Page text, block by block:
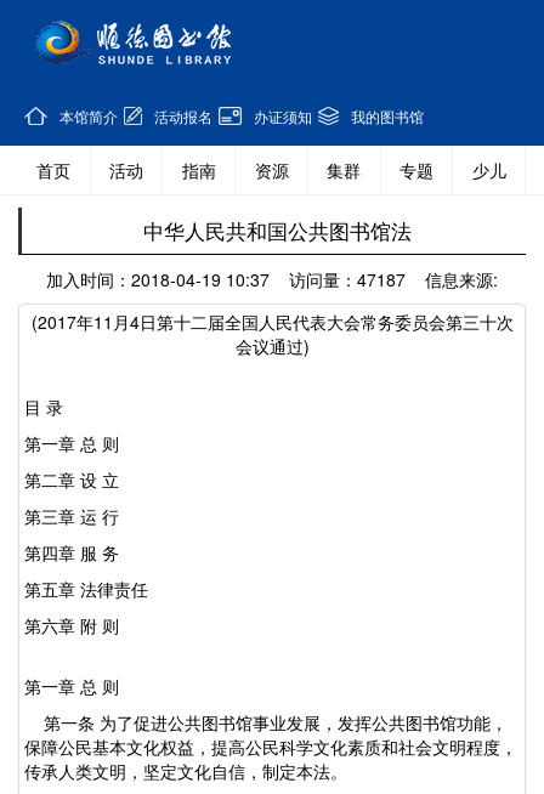
本馆简介 活动报名 办证须知 我的图书馆
首页 活动 指南 资源 集群 专题 少儿
中华人民共和国公共图书馆法
加入时间：2018-04-19 10:37 访问量：47187 信息来源:
(2017年11月4日第十二届全国人民代表大会常务委员会第三十次
会议通过)
目 录
第一章 总 则
第二章 设 立
第三章 运 行
第四章 服 务
第五章 法律责任
第六章 附 则
第一章 总 则
第一条 为了促进公共图书馆事业发展，发挥公共图书馆功能，
保障公民基本文化权益，提高公民科学文化素质和社会文明程度，
传承人类文明，坚定文化自信，制定本法。